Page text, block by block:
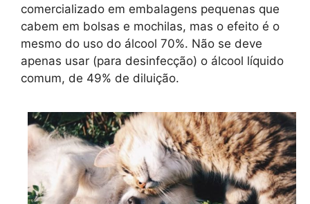
comercializado em embalagens pequenas que
cabem em bolsas e mochilas, mas o efeito é o
mesmo do uso do álcool 70%. Não se deve
apenas usar (para desinfecção) o álcool líquido
comum, de 49% de diluição.